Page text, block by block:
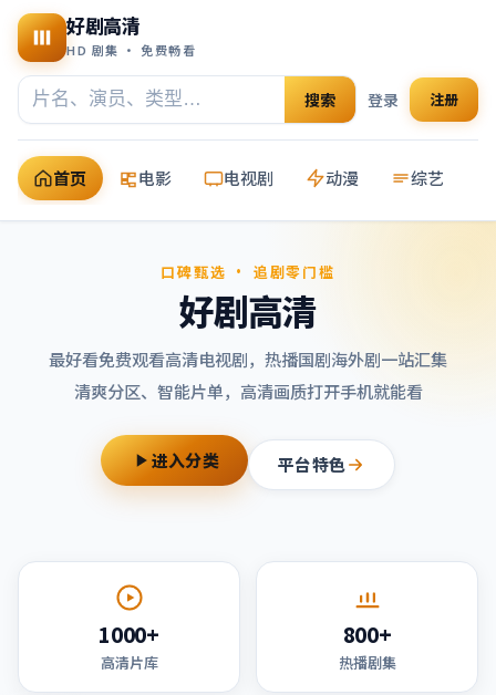
好剧高清
HD 剧集 · 免费畅看
搜索 登录 注册
首页 电影 电视剧 动漫 综艺
口碑甄选 · 追剧零门槛
好剧高清
最好看免费观看高清电视剧，热播国剧海外剧一站汇集
清爽分区、智能片单，高清画质打开手机就能看
进入分类 平台特色
1000+
高清片库
800+
热播剧集